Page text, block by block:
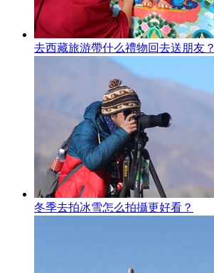
去西藏旅游帶什么禮物回去送朋友？
冬季去拍冰雪怎么拍攝更好看？